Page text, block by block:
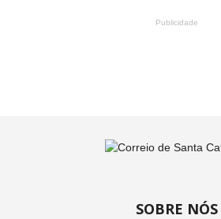
Publicidade
SOBRE NÓS